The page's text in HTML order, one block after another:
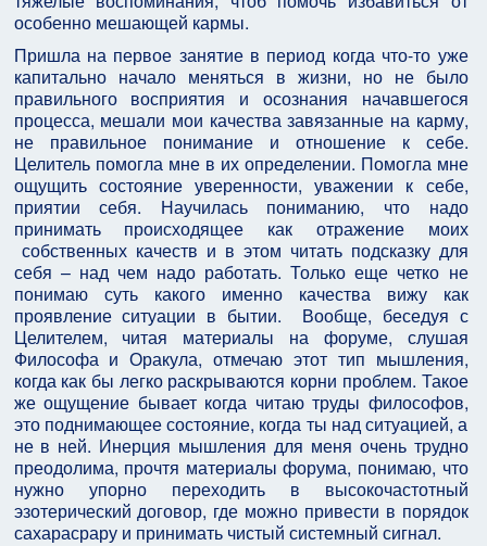
особенно мешающей кармы.
Пришла на первое занятие в период когда что-то уже
капитально начало меняться в жизни, но не было
правильного восприятия и осознания начавшегося
процесса, мешали мои качества завязанные на карму,
не правильное понимание и отношение к себе.
Целитель помогла мне в их определении. Помогла мне
ощущить состояние уверенности, уважении к себе,
приятии себя. Научилась пониманию, что надо
принимать происходящее как отражение моих
собственных качеств и в этом читать подсказку для
себя – над чем надо работать. Только еще четко не
понимаю суть какого именно качества вижу как
проявление ситуации в бытии. Вообще, беседуя с
Целителем, читая материалы на форуме, слушая
Философа и Оракула, отмечаю этот тип мышления,
когда как бы легко раскрываются корни проблем. Такое
же ощущение бывает когда читаю труды философов,
это поднимающее состояние, когда ты над ситуацией, а
не в ней. Инерция мышления для меня очень трудно
преодолима, прочтя материалы форума, понимаю, что
нужно упорно переходить в высокочастотный
эзотерический договор, где можно привести в порядок
сахарасрару и принимать чистый системный сигнал.